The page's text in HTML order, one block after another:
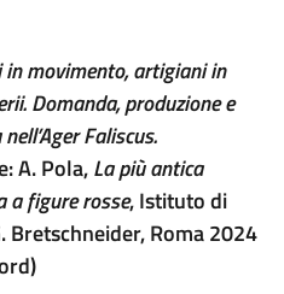
movimento, artigiani in
Domanda, produzione e
Faliscus.
A. Pola,La più antica
a figure rosse, Istituto di
Bretschneider, Roma 2024